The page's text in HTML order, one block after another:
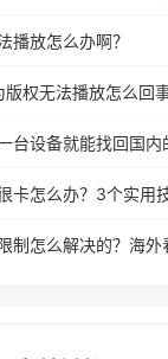
播放怎么办啊？
台设备就能找回国内